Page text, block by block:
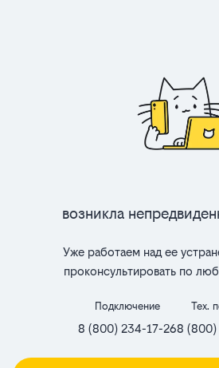
Возникла
Уже работаем над ее
проконсультировать по
Подключение
8 (800) 234-17-26
Тех.
8